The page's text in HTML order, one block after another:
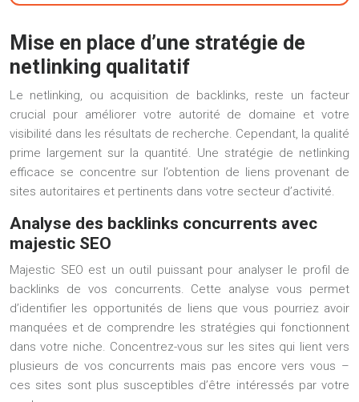
Mise en place d’une stratégie de
netlinking qualitatif
Le netlinking, ou acquisition de backlinks, reste un facteur
crucial pour améliorer votre autorité de domaine et votre
visibilité dans les résultats de recherche. Cependant, la qualité
prime largement sur la quantité. Une stratégie de netlinking
efficace se concentre sur l’obtention de liens provenant de
sites autoritaires et pertinents dans votre secteur d’activité.
Analyse des backlinks concurrents avec
majestic SEO
Majestic SEO est un outil puissant pour analyser le profil de
backlinks de vos concurrents. Cette analyse vous permet
d’identifier les opportunités de liens que vous pourriez avoir
manquées et de comprendre les stratégies qui fonctionnent
dans votre niche. Concentrez-vous sur les sites qui lient vers
plusieurs de vos concurrents mais pas encore vers vous –
ces sites sont plus susceptibles d’être intéressés par votre